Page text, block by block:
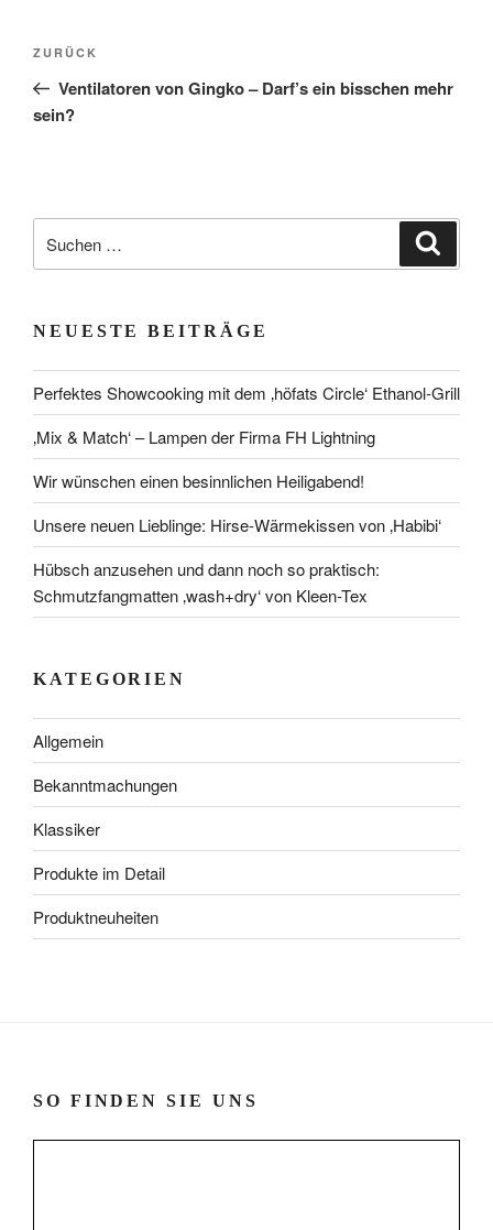
Beitragsnavigation
Vorheriger
Beitrag
ZURÜCK
Ventilatoren von Gingko – Darf’s ein bisschen mehr
sein?
nach:
NEUESTE BEITRÄGE
Perfektes Showcooking mit dem ‚höfats Circle‘ Ethanol-Grill
‚Mix & Match‘ – Lampen der Firma FH Lightning
Wir wünschen einen besinnlichen Heiligabend!
Unsere neuen Lieblinge: Hirse-Wärmekissen von ‚Habibi‘
Hübsch anzusehen und dann noch so praktisch:
Schmutzfangmatten ‚wash+dry‘ von Kleen-Tex
KATEGORIEN
Allgemein
Bekanntmachungen
Klassiker
Produkte im Detail
Produktneuheiten
SO FINDEN SIE UNS